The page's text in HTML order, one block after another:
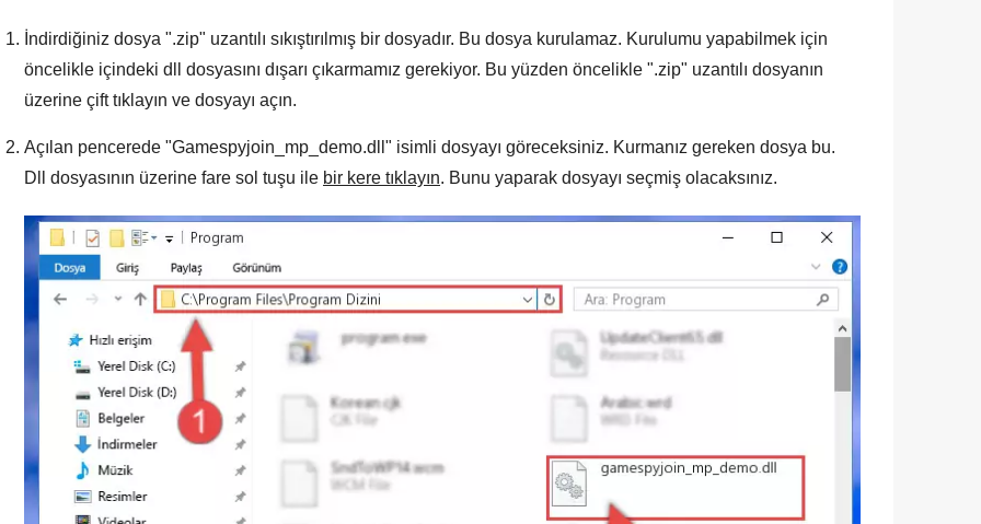
İndirdiğiniz dosya ".zip" uzantılı sıkıştırılmış bir dosyadır. Bu dosya kurulamaz. Kurulumu yapabilmek için
öncelikle içindeki dll dosyasını dışarı çıkarmamız gerekiyor. Bu yüzden öncelikle ".zip" uzantılı dosyanın
üzerine çift tıklayın ve dosyayı açın.
Açılan pencerede "Gamespyjoin_mp_demo.dll " isimli dosyayı göreceksiniz. Kurmanız gereken dosya bu.
Dll dosyasının üzerine fare sol tuşu ile bir kere tıklayın. Bunu yaparak dosyayı seçmiş olacaksınız.